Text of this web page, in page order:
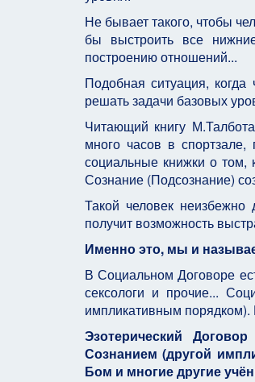
Не бывает такого, чтобы
бы выстроить все
построению отношений...
Подобная ситуация,
решать задачи базовых
Читающий книгу
много часов в
социальные книжки о том,
Сознание (Подсознание)
Такой человек
получит возможность
Именно это, мы и
В Социальном Договоре
сексологи и прочие...
импликативным порядком).
Эзотерический
Сознанием (другой
Бом и многие другие